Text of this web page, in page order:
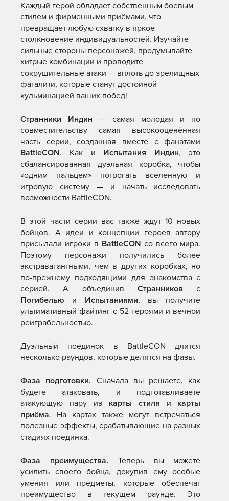
Каждый герой обладает собственным боевым
стилем и фирменными приёмами, что
превращает любую схватку в яркое
столкновение индивидуальностей. Изучайте
сильные стороны персонажей, продумывайте
хитрые комбинации и проводите
сокрушительные атаки — вплоть до зрелищных
фаталити, которые станут достойной
кульминацией ваших побед!
Странники Индин — самая молодая и по
совместительству самая высокооценённая
часть серии, созданная вместе с фанатами
BattleCON. Как и Испытания Индин, это
сбалансированная дуэльная коробка, чтобы
«одним пальцем» потрогать вселенную и
игровую систему — и начать исследовать
возможности BattleCON.
В этой части серии вас также ждут 10 новых
бойцов. А идеи и концепции героев автору
присылали игроки в BattleCON со всего мира.
Поэтому персонажи получились более
экстравагантными, чем в других коробках, но
по-прежнему подходящими для знакомства с
серией. А объединивСтранников с
Погибелью и Испытаниями, вы получите
ультимативный файтинг с 52 героями и вечной
реиграбельностью.
Дуэльный поединок в BattleCON длится
несколько раундов, которые делятся на фазы.
Фаза подготовки. Сначала вы решаете, как
будете атаковать, и подготавливаете
атакующую пару из карты стиля и карты
приёма. На картах также могут встречаться
полезные эффекты, срабатывающие на разных
стадиях поединка.
Фаза преимущества. Теперь вы можете
усилить своего бойца, докупив ему особые
умения или предметы, которые обеспечат
преимущество в текущем раунде. Это